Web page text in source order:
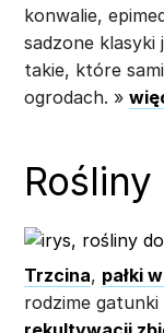
konwalie,
sadzone klasyki
takie, które
ogrodach. »
Trzcina, pałki
rodzime gatunki